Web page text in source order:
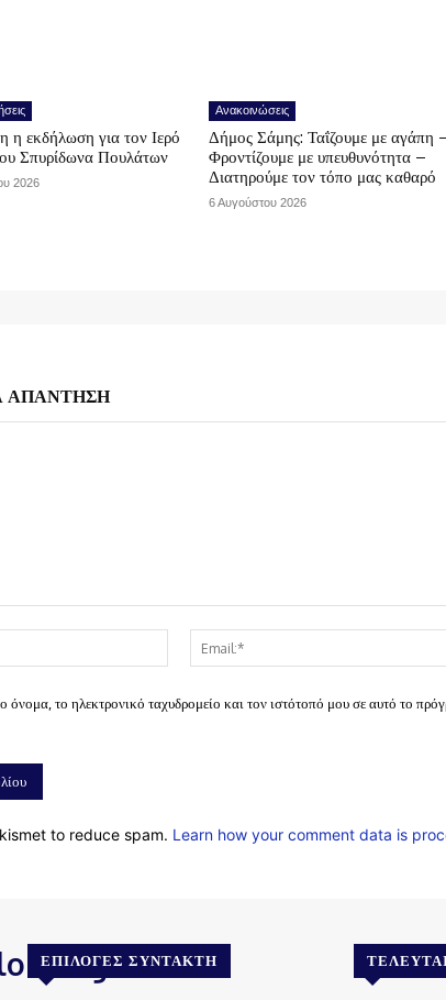
η εκδήλωση για τον Ιερό
Σπυρίδωνα Πουλάτων
2026
Ανακοινώσεις
Δήμος Σάμης: Ταΐζουμε με αγάπη
Φροντίζουμε με υπευθυνότητα –
Διατηρούμε τον τόπο μας καθαρό
6 Αυγούστου 2026
ΑΠΑΝΤΗΣΗ
Όνομα:*
όνομα, το ηλεκτρονικό ταχυδρομείο και τον ιστότοπό μου σε αυτό το
to reduce spam. Learn how your comment data is
ΕΠΙΛΟΓΈΣ ΣΥΝΤΆΚΤΗ